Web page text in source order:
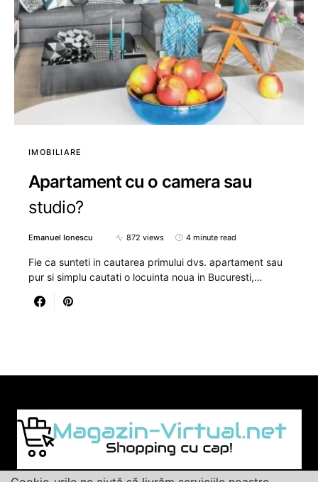
IMOBILIARE
Apartament cu o camera sau
studio?
Emanuel Ionescu 872 views 4 minute read
Fie ca sunteti in cautarea primului dvs. apartament sau
pur si simplu cautati o locuinta noua in Bucuresti,…